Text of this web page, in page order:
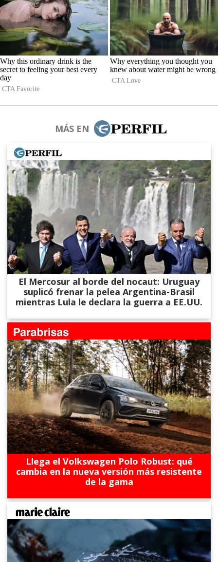
MÁS EN
El Mercosur al borde del nocaut: Uruguay
suplicó frenar la pelea Argentina-Brasil
mientras Lula le declara la guerra a EE.UU.
Llega el Volkswagen Polo Robust: qué
cambia en la nueva versión más resistente
de la gama